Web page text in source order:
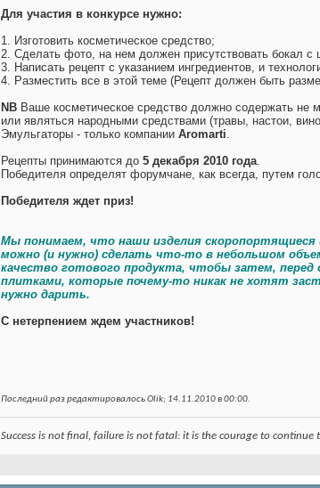
Для участия в конкурсе нужно:
1. Изготовить косметическое средство;
2. Сделать фото, на нем должен присутствовать бокал
3. Написать рецепт с указанием ингредиентов, и
4. Разместить все в этой теме (Рецепт должен быть
NB Ваше косметическое средство должно содержать не
или являться народными средствами (травы, настои,
Эмульгаторы - только компании Aromarti.
Рецепты принимаются до 5 декабря 2010 года.
Победителя определят форумчане, как всегда, путем
Победителя ждет приз!
Мы понимаем, что наши изделия скоропортящиеся
можно (и нужно) сделать что-то в небольшом
качество готового продукта, чтобы затем,
плитками, которые почему-то никак не хотят
нужно дарить.
С нетерпением ждем участников!
Последний раз редактировалось Olik; 14.11.2010 в00:00.
Success is not final, failure is not fatal: it is the courage to continue